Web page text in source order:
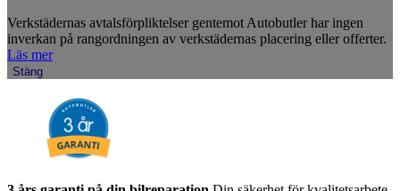
Verkstädernas avtalsförpliktelser gentemot Autobutler har ingen
inverkan på rangordningen av verkstädernas placering eller offerter.
Läs mer
Stäng